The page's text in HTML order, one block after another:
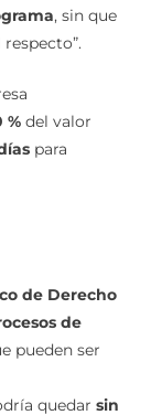
, sin que
respecto”.
% del valor
para
de Derecho
de
pueden ser
quedar sin